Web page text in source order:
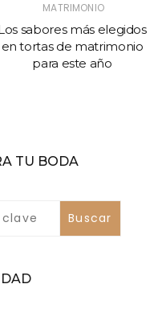
MATRIMONIO
sabores más elegidos
en tortas de matrimonio
para este año
TU BODA